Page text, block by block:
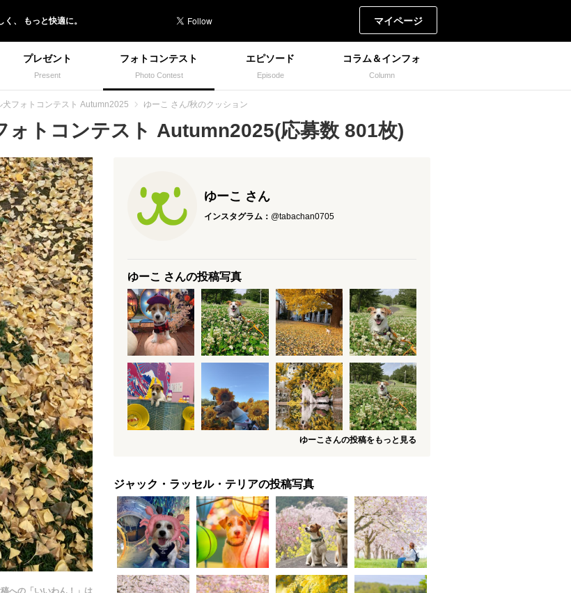
く、 もっと快適に。 マイページ
プレゼント
Present
フォトコンテスト
Photo Contest
エピソード
Episode
コラム＆インフォ
Column
犬フォトコンテスト Autumn2025 ゆーこ さん/秋のクッション
ォトコンテスト Autumn2025(応募数 801枚)
への「いいわん！」は
ゆーこ さん
インスタグラム： @tabachan0705
ゆーこ さんの投稿写真
ゆーこさんの投稿をもっと見る
ジャック・ラッセル・テリアの投稿写真